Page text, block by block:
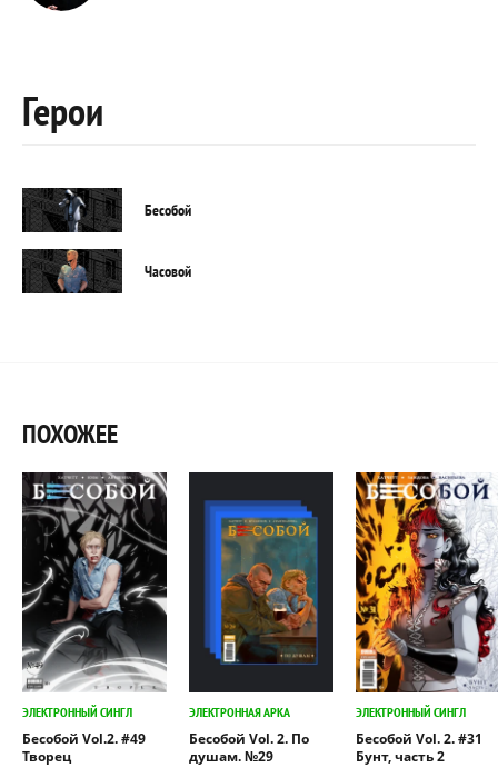
Герои
Бесобой
Часовой
ПОХОЖЕЕ
ЭЛЕКТРОННЫЙ СИНГЛ
Бесобой Vol.2. #49
Творец
ЭЛЕКТРОННАЯ АРКА
Бесобой Vol. 2. По
душам. №29
ЭЛЕКТРОННЫЙ СИНГЛ
Бесобой Vol. 2. #31
Бунт, часть 2